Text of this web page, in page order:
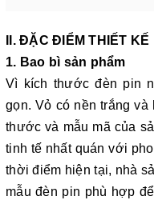
II. ĐẶC ĐIỂM THIẾT KẾ
1. Bao bì sản phẩm
Vì kích thước đèn pin
gọn. Vỏ có nền trắng
thước và mẫu mã của
tinh tế nhất quán với
thời điểm hiện tại, nhà
mẫu đèn pin phù hợp